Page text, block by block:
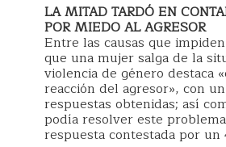
LA MITAD TARDÓ EN
POR MIEDO AL AGRESOR
Entre las causas que
que una mujer salga de la
violencia de género destaca
reacción del agresor», con
respuestas obtenidas; así
podía resolver este
respuesta contestada por un